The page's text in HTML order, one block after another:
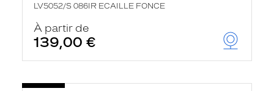
LV5052/S 086IR ECAILLE FONCE
À partir de
139,00 €